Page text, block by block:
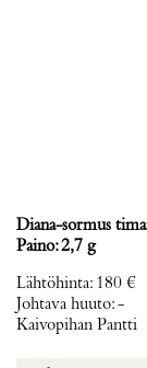
Diana-sormus
Paino: 2,7 g
Lähtöhinta: 180 €
Johtava huuto:-
Kaivopihan Pantti